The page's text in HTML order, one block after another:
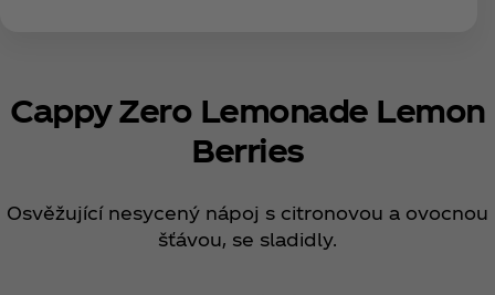
Cappy Zero Lemonade Lemon
Berries
Osvěžující nesycený nápoj s citronovou a ovocnou
šťávou, se sladidly.